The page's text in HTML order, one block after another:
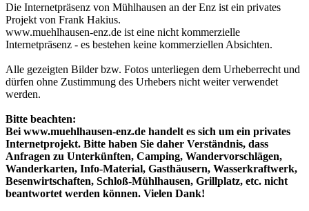
Die Internetpräsenz von Mühlhausen an der Enz ist ein privates
Projekt von Frank Hakius.
www.muehlhausen-enz.de ist eine nicht kommerzielle
Internetpräsenz - es bestehen keine kommerziellen Absichten.
Alle gezeigten Bilder bzw. Fotos unterliegen dem Urheberrecht und
dürfen ohne Zustimmung des Urhebers nicht weiter verwendet
werden.
Bitte beachten:
Bei www.muehlhausen-enz.de handelt es sich um ein privates
Internetprojekt. Bitte haben Sie daher Verständnis, dass
Anfragen zu Unterkünften, Camping, Wandervorschlägen,
Wanderkarten, Info-Material, Gasthäusern, Wasserkraftwerk,
Besenwirtschaften, Schloß-Mühlhausen, Grillplatz, etc. nicht
beantwortet werden können. Vielen Dank!